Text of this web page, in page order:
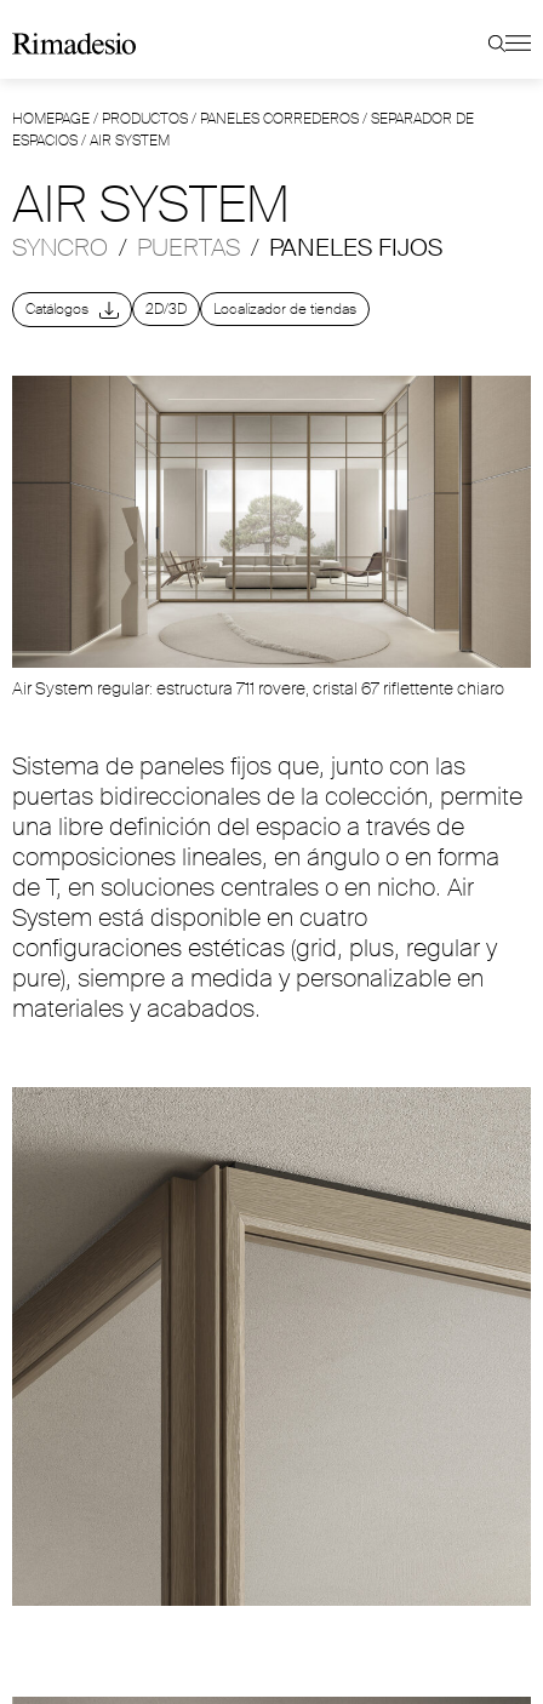
HOMEPAGE/ PRODUCTOS/ PANELES CORREDEROS/SEPARADOR DE
ESPACIOS/AIR SYSTEM
AIR SYSTEM
SYNCRO / PUERTAS / PANELES FIJOS
Catálogos 2D/3D Localizador de tiendas
Air System regular: estructura 711 rovere, cristal 67 riflettente chiaro
Sistema de paneles fijos que, junto con las
puertas bidireccionales de la colección, permite
una libre definición del espacio a través de
composiciones lineales, en ángulo o en forma
de T, en soluciones centrales o en nicho. Air
System está disponible en cuatro
configuraciones estéticas (grid, plus, regular y
pure), siempre a medida y personalizable en
materiales y acabados.